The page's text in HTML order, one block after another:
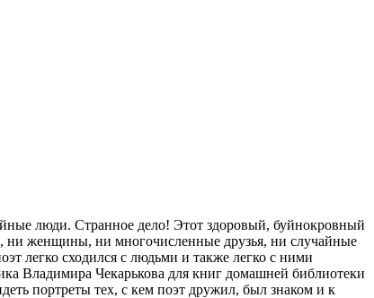
люди. Странное дело! Этот здоровый, буйнокровный
ни женщины, ни многочисленные друзья, ни случайные
легко сходился с людьми и также легко с ними
Владимира Чекарькова для книг домашней библиотеки
портреты тех, с кем поэт дружил, был знаком и к